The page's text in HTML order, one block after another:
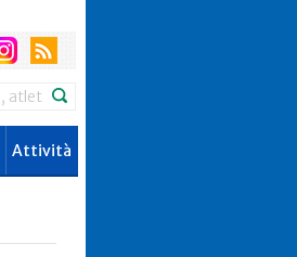
Attività